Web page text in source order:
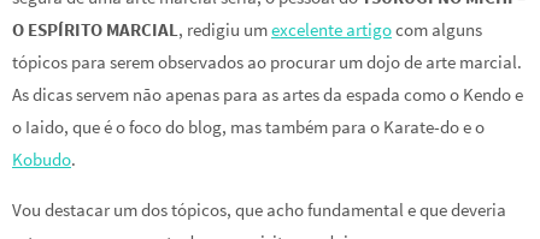
O ESPÍRITO MARCIAL, redigiu umexcelente artigocom alguns
tópicos para serem observados ao procurar um dojo de arte marcial.
As dicas servem não apenas para as artes da espada como o Kendo e
o Iaido, que é o foco do blog, mas também para o Karate-do e o
Kobudo.
Vou destacar um dos tópicos, que acho fundamental e que deveria